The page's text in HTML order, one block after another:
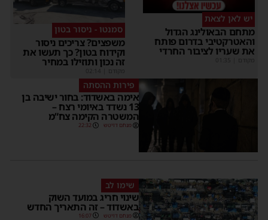
יש לאן לצאת
מתחם הבאולינג הגדול
והאטרקטיבי בדרום פותח
את שעריו לציבור החרדי
מקודם
סמנטו - ניסור בטון
משפצים? צריכים ניסור
וקידוח בטון? כך תעשו את
זה נכון ותוזילו במחיר
מקודם
פירות ההסתה
אימה באשדוד: בחור ישיבה בן
13 נשדד באיומי רצח –
המשטרה הקימה צח”מ
מנחם דויטש 22:32
שימו לב
שינוי חריג במועד השוק
באשדוד – זה התאריך החדש
מנחם דויטש 16:07